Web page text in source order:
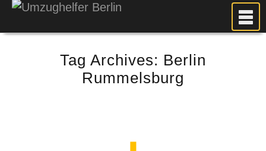
PREISE
ANFRAGE
WEITERE DIENSTLEISTUNGEN
Tag Archives: Berlin
Rummelsburg